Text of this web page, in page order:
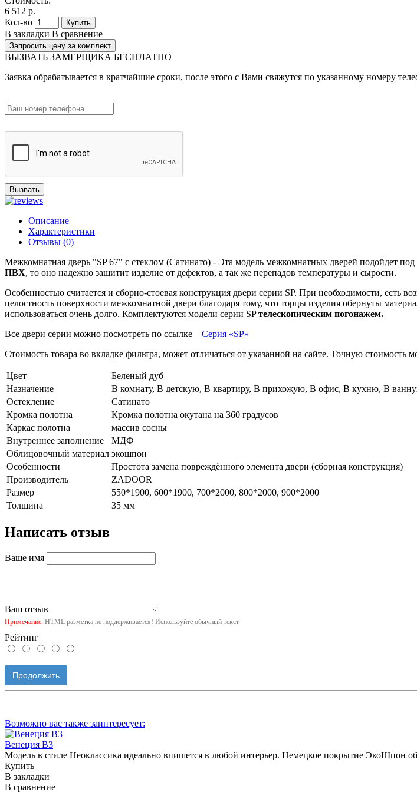
6 512 р.
Кол-во
Купить
В закладки В сравнение
Запросить цену за комплект
ВЫЗВАТЬ ЗАМЕРЩИКА БЕСПЛАТНО
Заявка обрабатывается в кратчайшие сроки, после этого с Вами свяжутся по указанному номеру
Вызвать
Описание
Характеристики
Отзывы (0)
Межкомнатная дверь "SP 67" с стеклом (Сатинато) - Эта модель межкомнатных дверей подойдет
ПВХ, то оно надежно защитит изделие от дефектов, а так же перепадов температуры и сырости.
Особенностью считается и сборно-стоевая конструкция двери серии SP. При необходимости, есть
целостность поверхности межкомнатной двери благодаря тому, что торцы изделия обернуты
использоваться очень долго. Комплектуются модели серии SPтелескопическим погонажем.
Все двери серии можно посмотреть по ссылке – Серия «SP»
Стоимость товара во вкладке фильтра, может отличаться от указанной на сайте. Точную стоимость
Цвет
Беленый дуб
Назначение
В комнату, В детскую, В квартиру, В прихожую, В офис, В кухню, В
Остекление
Сатинато
Кромка полотна
Кромка полотна окутана на 360 градусов
Каркас полотна
массив сосны
Внутреннее заполнение
МДФ
Облицовочный материал экошпон
Особенности
Простота замена повреждённого элемента двери (сборная конструкция)
Производитель
ZADOOR
Размер
550*1900, 600*1900, 700*2000, 800*2000, 900*2000
Толщина
35 мм
Написать отзыв
Ваше имя
Ваш отзыв
Примечание: HTML разметка не поддерживается! Используйте обычный текст.
Рейтинг
Продолжить
Возможно вас также заинтересует:
Венеция В3
Модель в стиле Неоклассика идеально впишется в любой интерьер. Немецкое покрытие ЭкоШпон
Купить
В закладки
В сравнение